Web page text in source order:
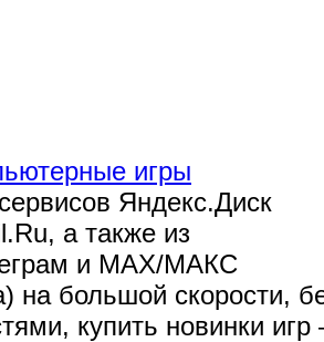
игры
Яндекс.Диск
а также из
и MAX/МАКС
на большой скорости,
купить новинки